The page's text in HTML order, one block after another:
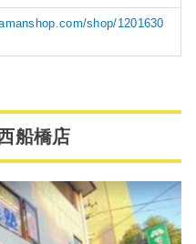
shop/1201630
船橋店